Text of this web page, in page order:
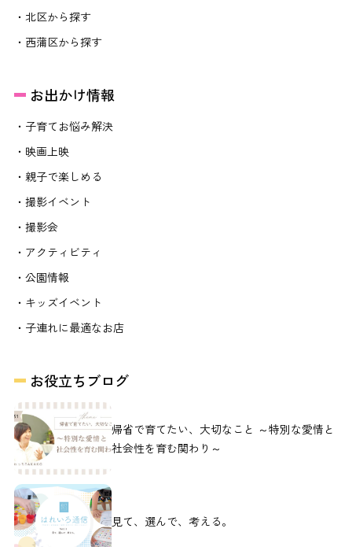
・北区から探す
・西蒲区から探す
お出かけ情報
・子育てお悩み解決
・映画上映
・親子で楽しめる
・撮影イベント
・撮影会
・アクティビティ
・公園情報
・キッズイベント
・子連れに最適なお店
お役立ちブログ
帰省で育てたい、大切なこと ～特別な愛情と
社会性を育む関わり～
見て、選んで、考える。